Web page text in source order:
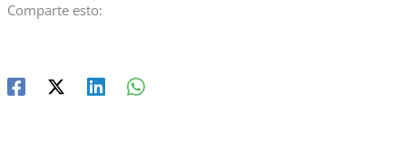
Comparte esto: